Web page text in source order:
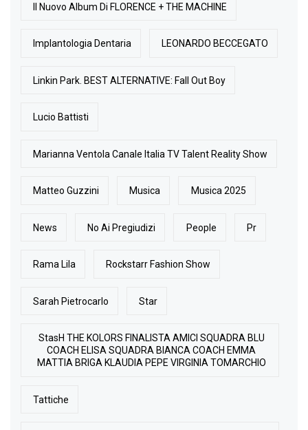
Il Nuovo Album Di FLORENCE + THE MACHINE
Implantologia Dentaria LEONARDO BECCEGATO
Linkin Park. BEST ALTERNATIVE: Fall Out Boy
Lucio Battisti
Marianna Ventola Canale Italia TV Talent Reality Show
Matteo Guzzini Musica Musica 2025
News No Ai Pregiudizi People Pr
Rama Lila Rockstarr Fashion Show
Sarah Pietrocarlo Star
StasH THE KOLORS FINALISTA AMICI SQUADRA BLU
COACH ELISA SQUADRA BIANCA COACH EMMA
MATTIA BRIGA KLAUDIA PEPE VIRGINIA TOMARCHIO
Tattiche